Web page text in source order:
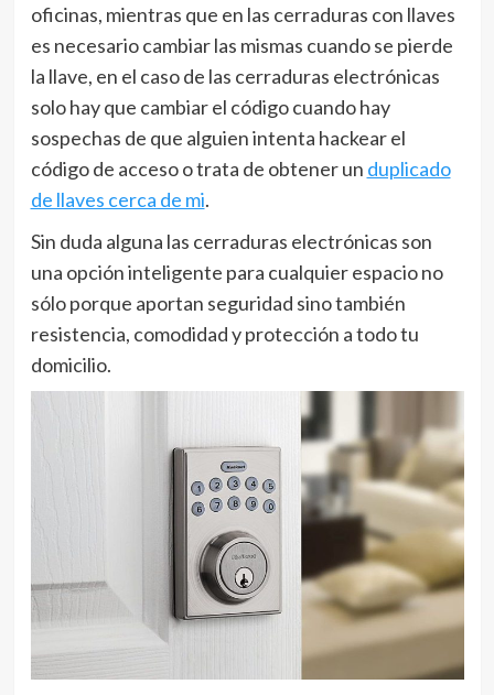
oficinas, mientras que en las cerraduras con llaves
es necesario cambiar las mismas cuando se pierde
la llave, en el caso de las cerraduras electrónicas
solo hay que cambiar el código cuando hay
sospechas de que alguien intenta hackear el
código de acceso o trata de obtener un duplicado
de llaves cerca de mi.
Sin duda alguna las cerraduras electrónicas son
una opción inteligente para cualquier espacio no
sólo porque aportan seguridad sino también
resistencia, comodidad y protección a todo tu
domicilio.